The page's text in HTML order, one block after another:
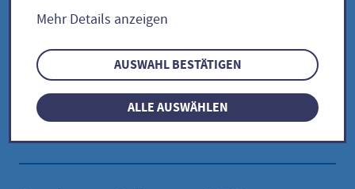
Sonderausstellungen 2016 -
Sonderausstellungen 2011 -
e
n
Mehr Details anzeigen
AUSWAHL BESTÄTIGEN
ALLE AUSWÄHLEN